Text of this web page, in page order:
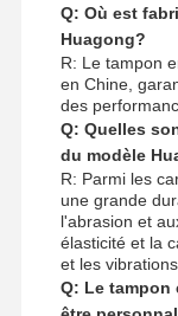
Q: Où est
Huagong?
R: Le tampon
en Chine,
des
Q: Quelles
du modèle
R: Parmi les
une grande
l'abrasion et
élasticité et la
et les vibrations.
Q: Le tampon